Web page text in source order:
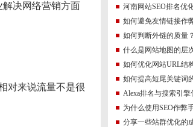
决网络营销方面
对来说流量不是很
河南网站SEO排名优
如何避免友情链接作
如何判断外链的质量？
什么是网站地图的层
如何优化网站URL结
如何提高短尾关键词
Alexa排名与搜索引擎
为什么使用SEO作弊
分享一些站群优化的